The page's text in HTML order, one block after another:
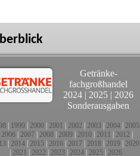
Getränke-
fachgroßhandel
2024 | 2025 | 2026
Sonderausgaben
1999 2000 2001 2002 2003 2004 2005
2006 2007 2008 2009 2010 2011 2012
2014 2015 2016 2017 2018 2019 2020
2021 2022 2023| 2024| 2025| 2026